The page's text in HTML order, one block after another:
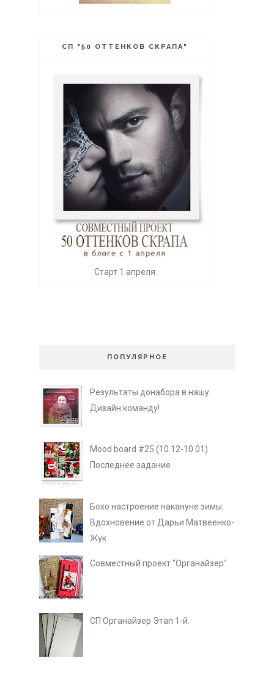
СП "50 ОТТЕНКОВ СКРАПА"
Старт 1 апреля
ПОПУЛЯРНОЕ
Результаты донабора в нашу
Дизайн команду!
Mood board #25 (10.12-10.01)
Последнее задание
Бохо настроение накануне зимы.
Вдохновение от Дарьи Матвеенко-
Жук
Совместный проект "Органайзер"
СП Органайзер Этап 1-й.